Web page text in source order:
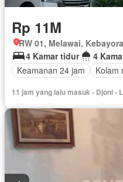
Rp 11M
4 Kamar tidur
4
Keamanan 24 jam
Kolam
11 jam yang lalu masuk - Djoni -